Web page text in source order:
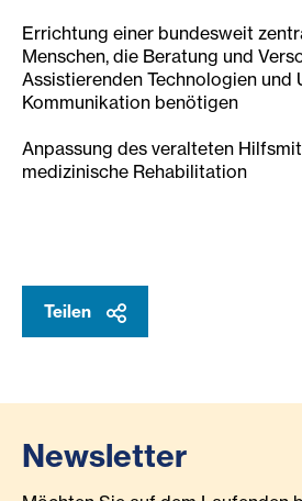
Errichtung einer bundesweit
Menschen, die Beratung und
Assistierenden Technologien und
Kommunikation benötigen
Anpassung des veralteten
medizinische Rehabilitation
Teilen
Newsletter